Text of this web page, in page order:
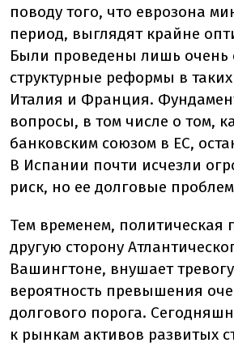
поводу того, что еврозона
период, выглядят крайне
Были проведены лишь очень
структурные реформы в
Италия и Франция.
вопросы, в том числе о том,
банковским союзом в ЕС,
В Испании почти исчезли
риск, но ее долговые
Тем временем, политическая
другую сторону
Вашингтоне, внушает
вероятность превышения
долгового порога.
к рынкам активов развитых